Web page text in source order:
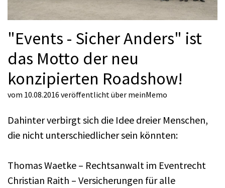
"Events - Sicher Anders" ist
das Motto der neu
konzipierten Roadshow!
vom 10.08.2016 veröffentlicht über meinMemo
Dahinter verbirgt sich die Idee dreier Menschen,
die nicht unterschiedlicher sein könnten:
Thomas Waetke – Rechtsanwalt im Eventrecht
Christian Raith – Versicherungen für alle